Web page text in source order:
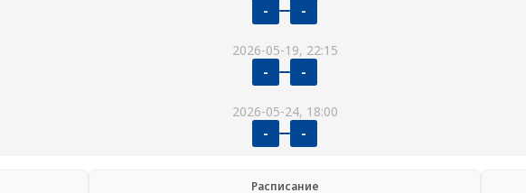
- -
2026-05-19, 22:15
- -
2026-05-24, 18:00
- -
Расписание